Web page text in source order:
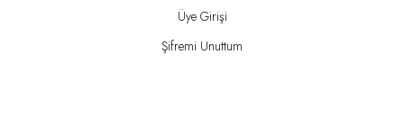
Üye Girişi
Şifremi Unuttum